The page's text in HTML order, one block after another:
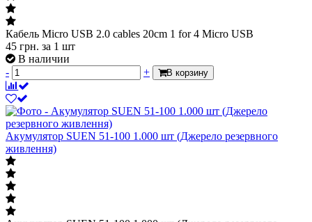
Кабель Micro USB 2.0 cables 20cm 1 for 4 Micro USB
45 грн. за 1 шт
В наличии
-
+ В корзину
Акумулятор SUEN 51-100 1.000 шт (Джерело резервного
живлення)